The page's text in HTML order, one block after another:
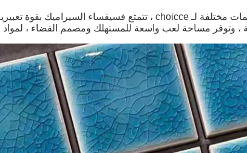
، وتوفر مساحة لعب واسعة للمستهلك ومصمم الفضاء ، لمواد